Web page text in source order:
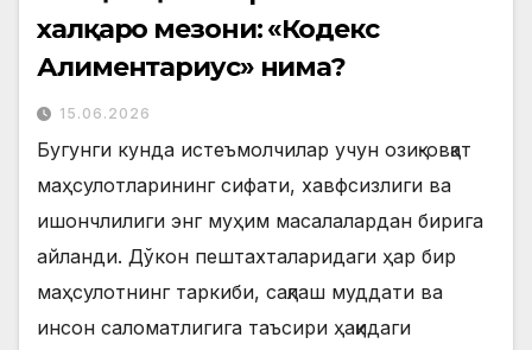
халқаро мезони: «Кодекс
Алиментариус» нима?
15.06.2026
Бугунги кунда истеъмолчилар учун озиқ-овқат
маҳсулотларининг сифати, хавфсизлиги ва
ишончлилиги энг муҳим масалалардан бирига
айланди. Дўкон пештахталаридаги ҳар бир
маҳсулотнинг таркиби, сақлаш муддати ва
инсон саломатлигига таъсири ҳақидаги